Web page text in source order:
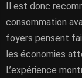
Il est donc
consommation
foyers pensent
les économies
L’expérience